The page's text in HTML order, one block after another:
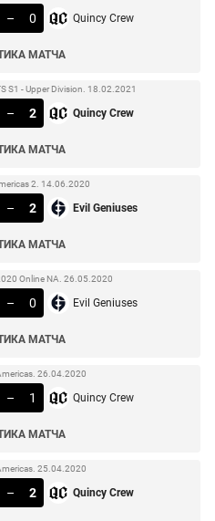
– 0 Quincy Crew
МАТЧА
S1 - Upper Division. 18.02.2021
– 2 Quincy Crew
МАТЧА
2. 14.06.2020
– 2 Evil Geniuses
МАТЧА
Online NA. 26.05.2020
– 0 Evil Geniuses
МАТЧА
26.04.2020
– 1 Quincy Crew
МАТЧА
25.04.2020
– 2 Quincy Crew